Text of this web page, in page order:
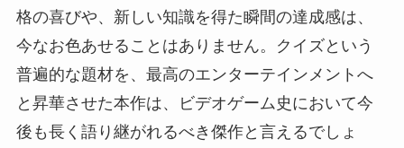
格の喜びや、新しい知識を得た瞬間の達成感は、
今なお色あせることはありません。クイズという
普遍的な題材を、最高のエンターテインメントへ
と昇華させた本作は、ビデオゲーム史において今
後も長く語り継がれるべき傑作と言えるでしょ